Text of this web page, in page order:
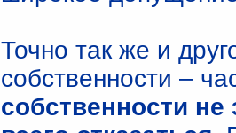
Точно так же и
собственности –
собственности не